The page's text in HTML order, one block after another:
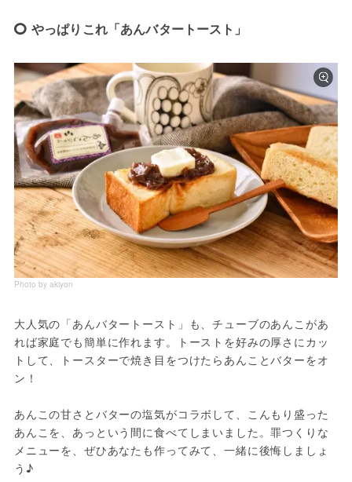
やっぱりこれ「あんバタートースト」
Photo by akiyon
大人気の「あんバタートースト」も、チューブのあんこがあ
れば家庭でも簡単に作れます。トーストを好みの厚さにカッ
トして、トースターで焼き目をつけたらあんことバターをオ
ン！
あんこの甘さとバターの塩気がコラボして、こんもり盛った
あんこを、あっという間に食べてしまいました。罪つくりな
メニューを、ぜひあなたも作ってみて、一緒に後悔しましょ
う♪